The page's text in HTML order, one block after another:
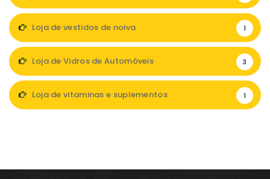
Loja de vestidos de noiva 1
Loja de Vidros de Automóveis 3
Loja de vitaminas e suplementos 1